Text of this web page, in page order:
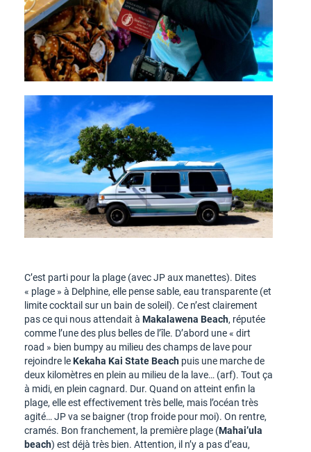
C’est parti pour la plage (avec JP aux manettes). Dites
« plage » à Delphine, elle pense sable, eau transparente (et
limite cocktail sur un bain de soleil). Ce n’est clairement
pas ce qui nous attendait à Makalawena Beach, réputée
comme l’une des plus belles de l’île. D’abord une « dirt
road » bien bumpy au milieu des champs de lave pour
rejoindre leKekaha Kai State Beach puis une marche de
deux kilomètres en plein au milieu de la lave… (arf). Tout ça
à midi, en plein cagnard. Dur. Quand on atteint enfin la
plage, elle est effectivement très belle, mais l’océan très
agité… JP va se baigner (trop froide pour moi). On rentre,
cramés. Bon franchement, la première plage (Mahai’ula
beach) est déjà très bien. Attention, il n’y a pas d’eau,